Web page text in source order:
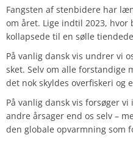
Fangsten af stenbidere har
om året. Lige indtil 2023, hvor
kollapsede til en sølle
På vanlig dansk vis undrer vi
sket. Selv om alle forstandige
det nok skyldes overfiskeri og
På vanlig dansk vis forsøger
andre årsager end os selv –
den globale opvarmning som